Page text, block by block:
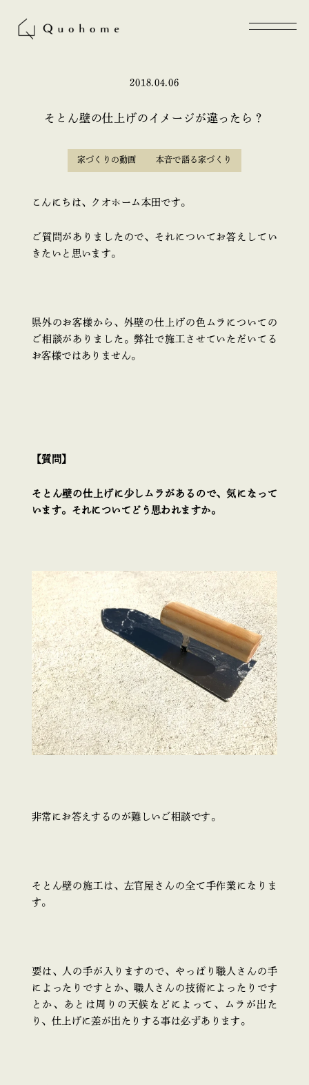
2018.04.06
そとん壁の仕上げのイメージが違ったら？
家づくりの動画 本音で語る家づくり
こんにちは、クオホーム本田です。
ご質問がありましたので、それについてお答えしてい
きたいと思います。
県外のお客様から、外壁の仕上げの色ムラについての
ご相談がありました。弊社で施工させていただいてる
お客様ではありません。
【質問】
そとん壁の仕上げに少しムラがあるので、気になって
います。それについてどう思われますか。
非常にお答えするのが難しいご相談です。
そとん壁の施工は、左官屋さんの全て手作業になりま
す。
要は、人の手が入りますので、やっぱり職人さんの手
によったりですとか、職人さんの技術によったりです
とか、あとは周りの天候などによって、ムラが出た
り、仕上げに差が出たりする事は必ずあります。